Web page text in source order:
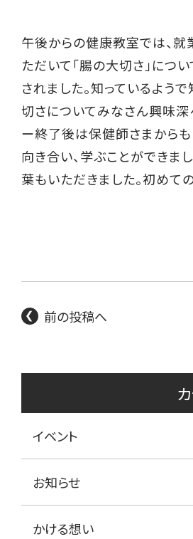
午後からの健康教室では、
ただいて「腸の大切さ」につ
されました。知っているよう
切さについてみなさん興味深
ー終了後は保健師さまから
向き合い、学ぶことができま
葉もいただきました。初め
前の投稿へ
イベント
お知らせ
かける想い